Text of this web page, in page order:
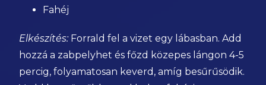
Fahéj
Elkészítés: Forrald fel a vizet egy lábasban. Add
hozzá a zabpelyhet és főzd közepes lángon 4-5
percig, folyamatosan keverd, amíg besűrűsödik.